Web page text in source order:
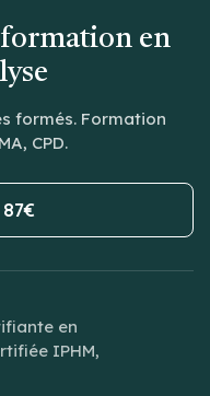
en
formés. Formation
CPD.
en
IPHM,